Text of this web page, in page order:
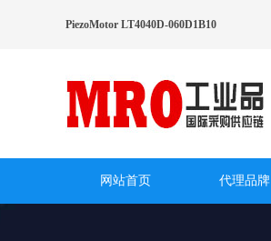
PiezoMotor LT4040D-060D1B10
网站首页 代理品牌